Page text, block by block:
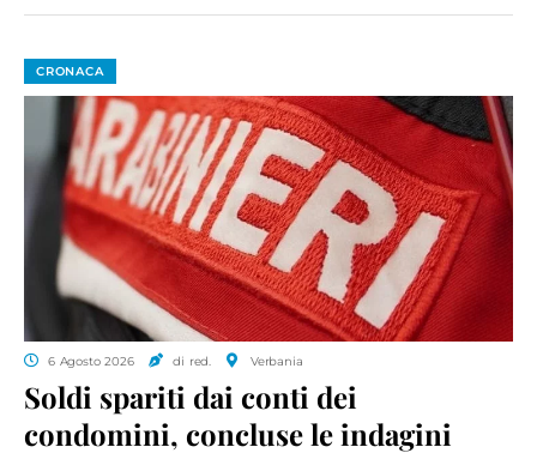
CRONACA
6 Agosto 2026 di red. Verbania
Soldi spariti dai conti dei
condomini, concluse le indagini